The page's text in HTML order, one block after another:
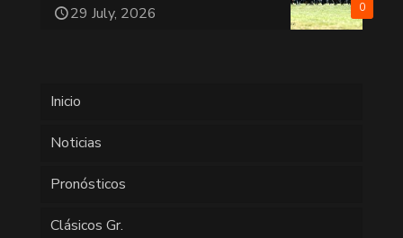
0
29 July, 2026
Inicio
Noticias
Pronósticos
Clásicos Gr.